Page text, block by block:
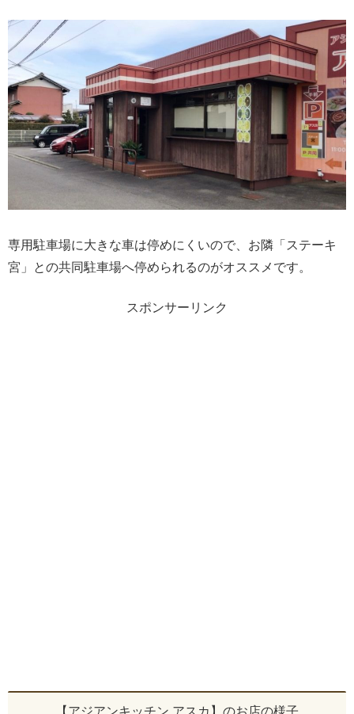
専用駐車場に大きな車は停めにくいので、お隣「ステーキ
宮」との共同駐車場へ停められるのがオススメです。
スポンサーリンク